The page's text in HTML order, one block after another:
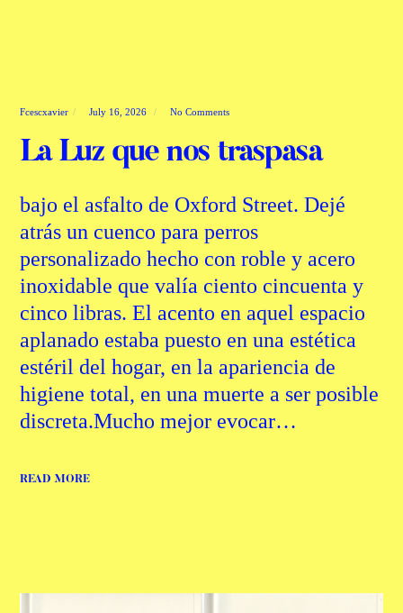
Fcescxavier July 16, 2026 No Comments
La Luz que nos traspasa
bajo el asfalto de Oxford Street. Dejé
atrás un cuenco para perros
personalizado hecho con roble y acero
inoxidable que valía ciento cincuenta y
cinco libras. El acento en aquel espacio
aplanado estaba puesto en una estética
estéril del hogar, en la apariencia de
higiene total, en una muerte a ser posible
discreta.Mucho mejor evocar…
READ MORE